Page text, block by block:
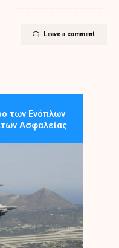
Leave a comment
των Ενόπλων
Ασφαλείας